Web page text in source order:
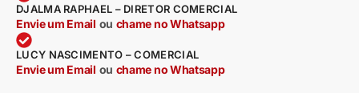
DJALMA RAPHAEL – DIRETOR COMERCIAL
Envie um Email ou chame no Whatsapp
LUCY NASCIMENTO – COMERCIAL
Envie um Email ou chame no Whatsapp